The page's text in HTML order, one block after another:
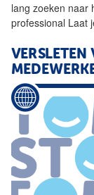
lang zoeken naar
professional Laat
VERSLETEN